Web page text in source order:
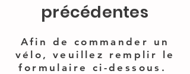
précédentes
Afin de commander un
vélo, veuillez remplir le
formulaire ci-dessous.